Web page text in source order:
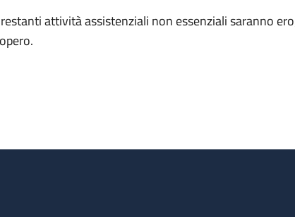
attività assistenziali non essenziali saranno